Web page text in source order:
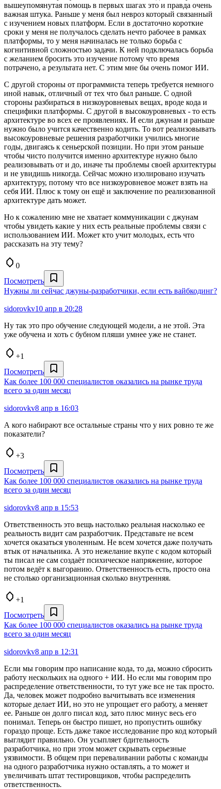
вышеупомянутая помощь в первых шагах это и правда очень
важная штука. Раньше у меня был невроз который связанный
с изучением новых платформ. Если в достаточно короткие
сроки у меня не получалось сделать нечто рабочее в рамках
платформы, то у меня начиналась не только борьба с
когнитивной сложностью задачи. К ней подключалась борьба
с желанием бросить это изучение потому что время
потрачено, а результата нет. С этим мне бы очень помог ИИ.
С другой стороны от программиста теперь требуется немного
иной навык, отличный от тех что был раньше. С одной
стороны разбираться в низкоуровневых вещах, вроде кода и
специфики платформы. С другой в высокоуровневых - то есть
архитектуре во всех ее проявлениях. И если джунам и раньше
нужно было учится качественно кодить. То вот реализовывать
высокоуровневые решения разработчики учились многие
годы, двигаясь к сеньерской позиции. Но при этом раньше
чтобы чисто получится именно архитектуре нужно было
реализовывать от и до, иначе ты проблемы своей архитектуры
и не увидишь никогда. Сейчас можно изолировано изучать
архитектуру, потому что все низкоуровневое может взять на
себя ИИ. Плюс к тому он ещё и заключение по реализованной
архитектуре дать может.
Но к сожалению мне не хватает коммуникации с джунам
чтобы увидеть какие у них есть реальные проблемы связи с
использованием ИИ. Может кто учит молодых, есть что
рассказать на эту тему?
0
Посмотреть
Нужны ли сейчас джуны-разработчики, если есть вайбкодинг?
sidorovkv10 апр в 20:28
Ну так это про обучение следующей модели, а не этой. Эта
уже обучена и хоть с бубном пляши умнее уже не станет.
+1
Посмотреть
Как более 100 000 специалистов оказались на рынке труда
всего за один месяц
sidorovkv8 апр в 16:03
А кого набирают все остальные страны что у них ровно те же
показатели?
+3
Посмотреть
Как более 100 000 специалистов оказались на рынке труда
всего за один месяц
sidorovkv8 апр в 15:53
Ответственность это вещь настолько реальная насколько ее
реальность видит сам разработчик. Представьте не всем
хочется оказаться уволенным. Не всем хочется даже получать
втык от начальника. А это нежелание вкупе с кодом который
ты писал не сам создаёт психическое напряжение, которое
потом ведёт к выгоранию. Ответственность есть, просто она
не столько организационная сколько внутренняя.
+1
Посмотреть
Как более 100 000 специалистов оказались на рынке труда
всего за один месяц
sidorovkv8 апр в 12:31
Если мы говорим про написание кода, то да, можно сбросить
работу нескольких на одного + ИИ. Но если мы говорим про
распределение ответственности, то тут уже все не так просто.
Да, человек может подробно вычитывать все изменения
которые делает ИИ, но это не упрощает его работу, а меняет
ее. Раньше он долго писал код, зато плюс минус весь его
понимал. Теперь он быстро пишет, но пропустить ошибку
гораздо проще. Есть даже такое исследование про код который
выглядит правильно. Он усыпляет бдительность
разработчика, но при этом может скрывать серьезные
уязвимости. В общем при переваливании работы с команды
на одного разработчика нужно оставлять, а то может и
увеличивать штат тестировщиков, чтобы распределить
ответственность.